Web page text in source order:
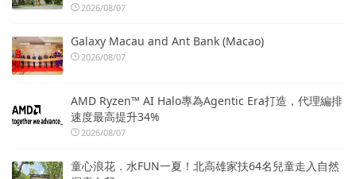
2026/08/07
Galaxy Macau and Ant Bank (Macao)
2026/08/07
AMD Ryzen™ AI Halo專為Agentic Era打造，代理編排
速度最高提升34%
2026/08/07
童心浪花．水FUN一夏！北高雄家扶64名兒童走入自然